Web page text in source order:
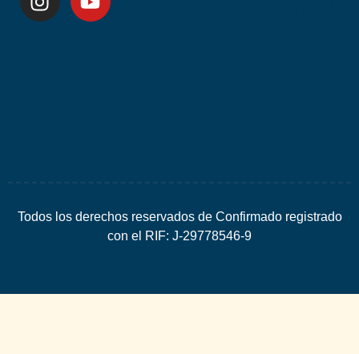
Todos los derechos reservados de Confirmado registrado
con el RIF: J-29778546-9